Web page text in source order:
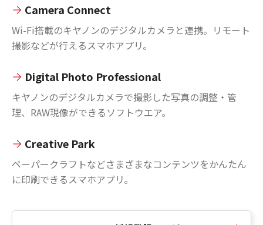
Camera Connect
Wi-Fi搭載のキヤノンのデジタルカメラと連携。リモート
撮影などが行えるスマホアプリ。
Digital Photo Professional
キヤノンのデジタルカメラで撮影した写真の調整・管
理、RAW現像ができるソフトウエア。
Creative Park
ペーパークラフトなどさまざまなコンテンツをかんたん
に印刷できるスマホアプリ。